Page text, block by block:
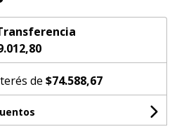
de $74.588,67